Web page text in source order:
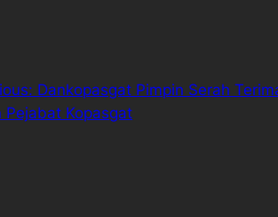
Dankopasgat Pimpin Serah
Pejabat Kopasgat